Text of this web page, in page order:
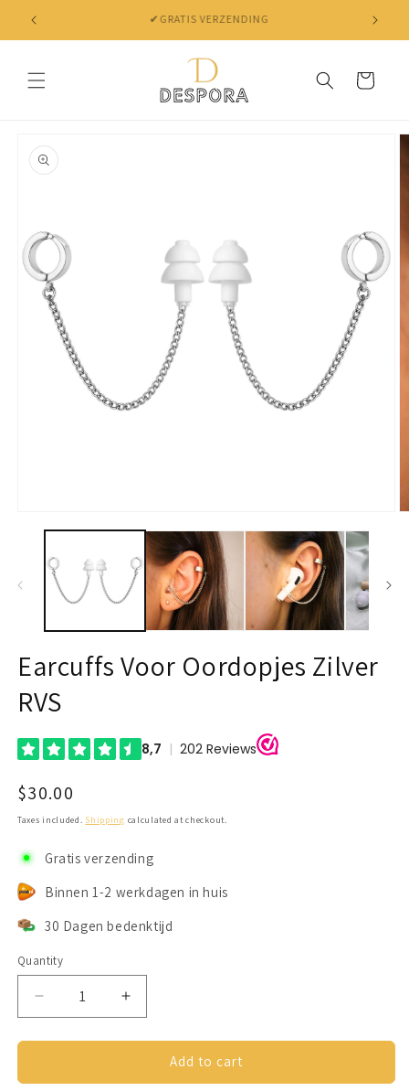
Skip to
content
✔ NIET TEVREDEN? BINNEN 30 DAGEN JE GELD TERUG
Cart
product
information
media
Earcuffs Voor Oordopjes Zilver
RVS
Regular
$30.00
Taxes included. Shipping calculated at checkout.
Gratis verzending
Binnen 1-2 werkdagen in huis
30 Dagen bedenktijd
Quantity
Decrease
quantity
for
Voor
Increase
quantity
for
Earcuffs
Voor
Add to cart